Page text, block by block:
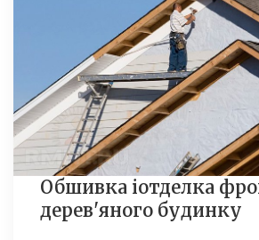
Обшивка іотделка
дерев'яного будинку